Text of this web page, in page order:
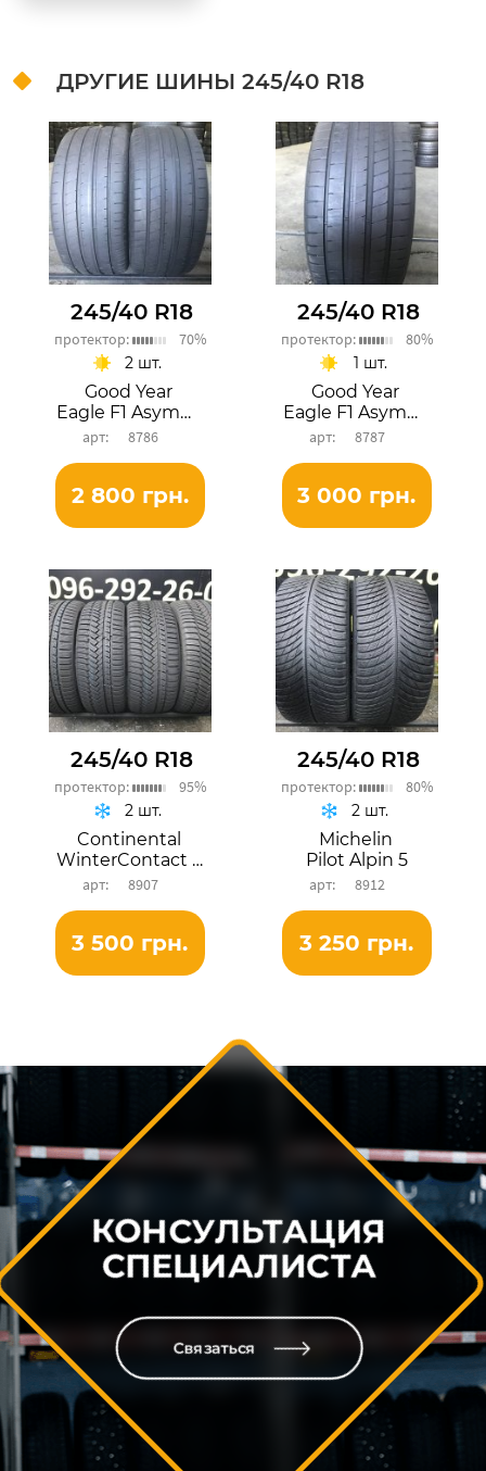
ДРУГИЕ ШИНЫ 245/40 R18
245/40 R18
протектор: 70%
Good Year
Eagle F1 Asymmetric 6
8786
2 шт.
2 800 грн.
245/40 R18
протектор: 80%
Good Year
Eagle F1 Asymmetric 6
8787
1 шт.
3 000 грн.
245/40 R18
протектор: 95%
Continental
WinterContact TS 850P
8907
2 шт.
3 500 грн.
245/40 R18
протектор: 80%
Michelin
Pilot Alpin 5
8912
2 шт.
3 250 грн.
КОНСУЛЬТАЦИЯ
СПЕЦИАЛИСТА
Связаться